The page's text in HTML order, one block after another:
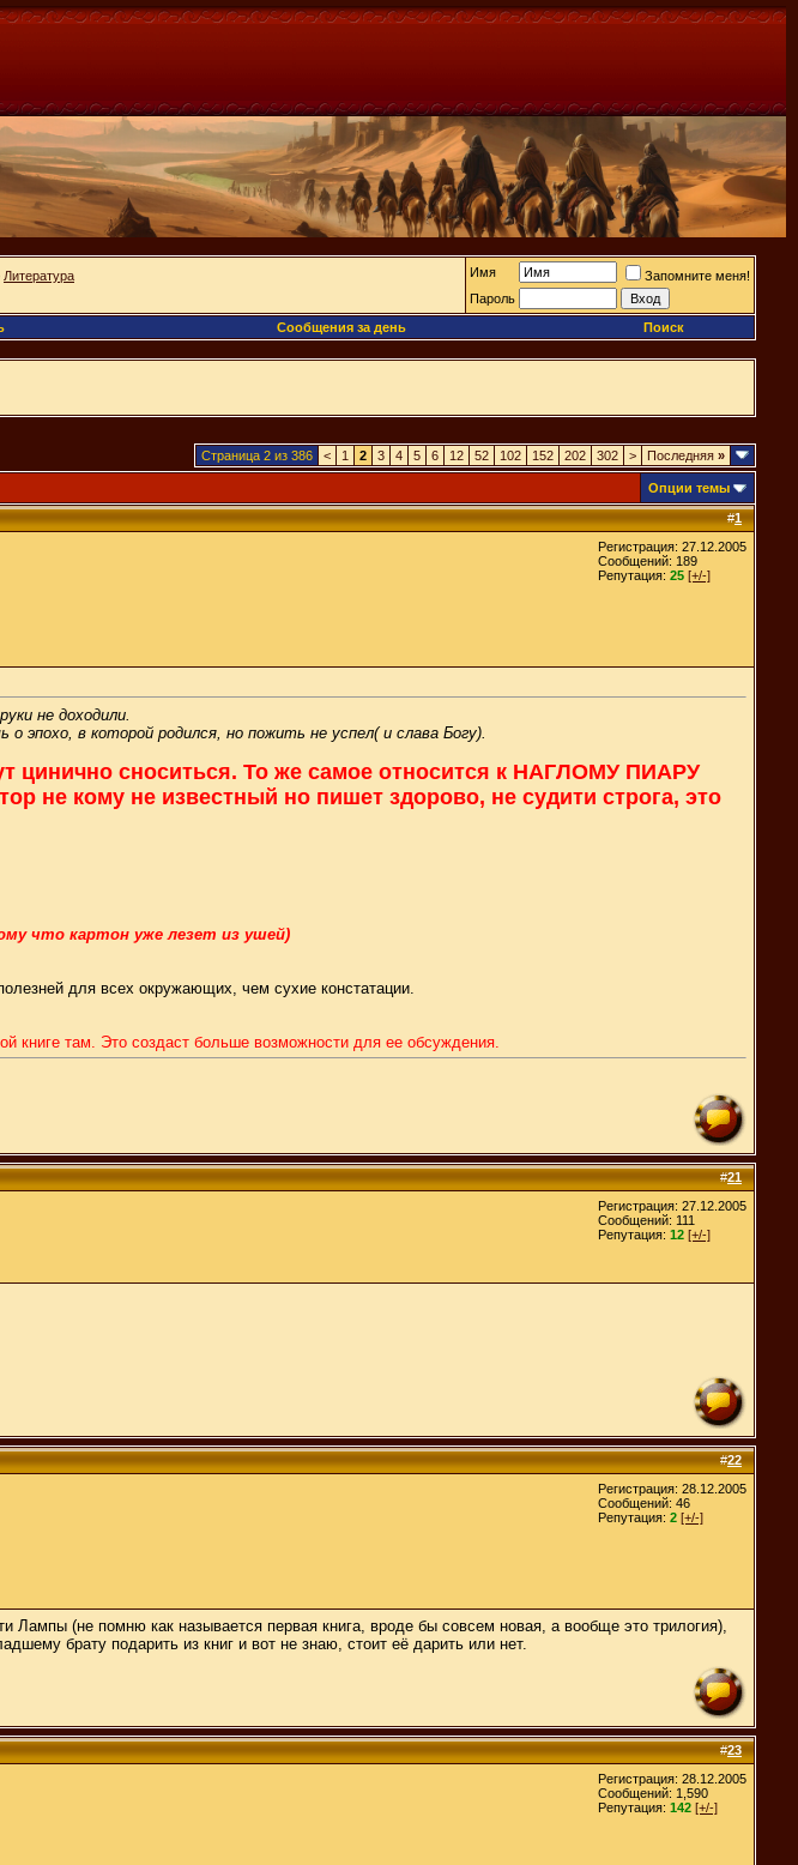
Литература Имя
Запомните меня!
Пароль
Сообщения за день Поиск
Страница 2 из 386 < 1 2 3 4 5 6 12 52 102 152 202 302 > Последняя »
Опции темы
#1
Регистрация: 27.12.2005
Сообщений: 189
Репутация: 25 [+/-]
не доходили.
эпохо, в которой родился, но пожить не успел( и слава Богу).
цинично сноситься. То же самое относится к НАГЛОМУ ПИАРУ
не кому не известный но пишет здорово, не судити строга, это
что картон уже лезет из ушей)
для всех окружающих, чем сухие констатации.
книге там. Это создаст больше возможности для ее обсуждения.
#21
Регистрация: 27.12.2005
Сообщений: 111
Репутация: 12 [+/-]
#22
Регистрация: 28.12.2005
Сообщений: 46
Репутация: 2 [+/-]
(не помню как называется первая книга, вроде бы совсем новая, а вообще это трилогия),
брату подарить из книг и вот не знаю, стоит её дарить или нет.
#23
Регистрация: 28.12.2005
Сообщений: 1,590
Репутация: 142 [+/-]